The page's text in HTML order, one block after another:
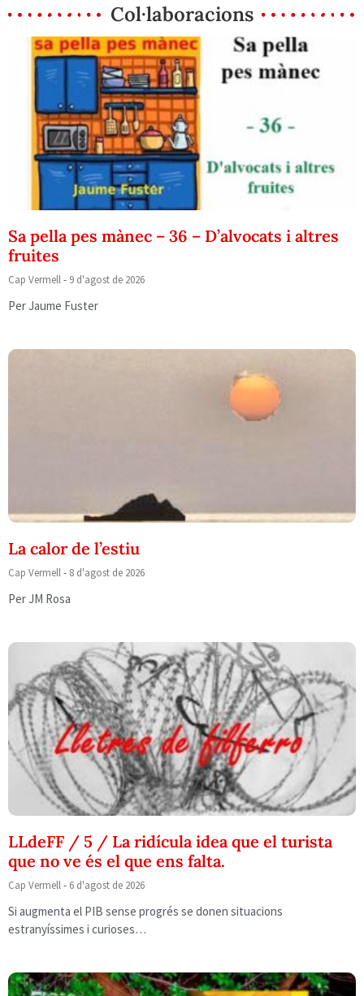
Col·laboracions
Sa pella pes mànec – 36 – D’alvocats i altres
fruites
Cap Vermell 9 d'agost de 2026
Per Jaume Fuster
La calor de l’estiu
Cap Vermell 8 d'agost de 2026
Per JM Rosa
LLdeFF / 5 / La ridícula idea que el turista
que no ve és el que ens falta.
Cap Vermell 6 d'agost de 2026
Si augmenta el PIB sense progrés se donen situacions
estranyíssimes i curioses…